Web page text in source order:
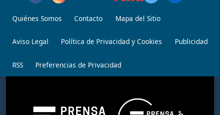
Quiénes Somos Contacto Mapa del Sitio
Aviso Legal Política de Privacidad y Cookies Publicidad
RSS Preferencias de Privacidad